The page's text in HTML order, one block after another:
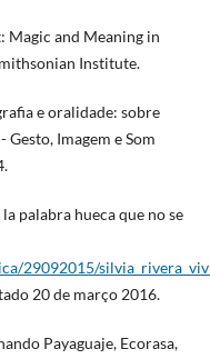
Magic and Meaning in
Institute.
e oralidade: sobre
Gesto, Imagem e Som
palabra hueca que no se
20 de março 2016.
Payaguaje, Ecorasa,